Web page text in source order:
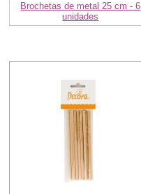
Brochetas de metal 25 cm - 6
unidades